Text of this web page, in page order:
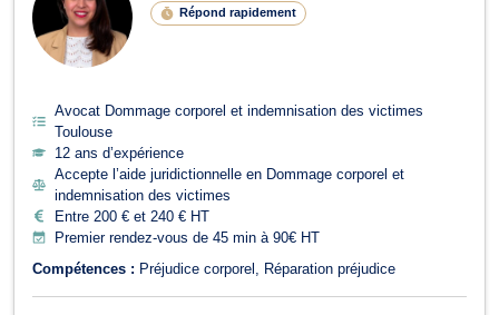
Répond rapidement
Avocat Dommage corporel et indemnisation des victimes
Toulouse
12 ans d’expérience
Accepte l’aide juridictionnelle en Dommage corporel et
indemnisation des victimes
Entre 200 € et 240 € HT
Premier rendez-vous de 45 min à 90€ HT
Compétences : Préjudice corporel Réparation préjudice